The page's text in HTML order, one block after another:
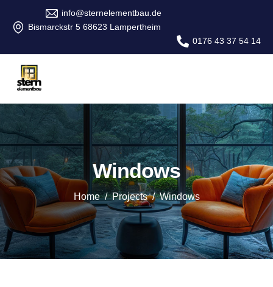
info@sternelementbau.de
Bismarckstr 5 68623 Lampertheim
0176 43 37 54 14
Windows
Home Projects Windows